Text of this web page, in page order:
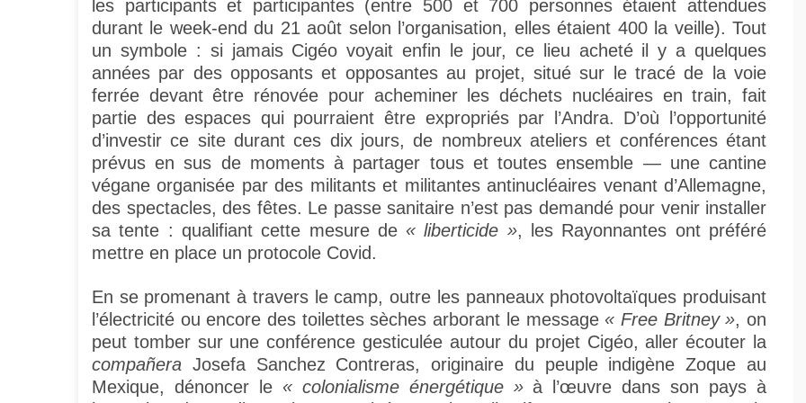
les participants et participantes (entre 500 et 700 personnes étaient attendues
durant le week-end du 21 août selon l’organisation, elles étaient 400 la veille). Tout
un symbole : si jamais Cigéo voyait enfin le jour, ce lieu acheté il y a quelques
années par des opposants et opposantes au projet, situé sur le tracé de la voie
ferrée devant être rénovée pour acheminer les déchets nucléaires en train, fait
partie des espaces qui pourraient être expropriés par l’Andra. D’où l’opportunité
d’investir ce site durant ces dix jours, de nombreux ateliers et conférences étant
prévus en sus de moments à partager tous et toutes ensemble — une cantine
végane organisée par des militants et militantes antinucléaires venant d’Allemagne,
des spectacles, des fêtes. Le passe sanitaire n’est pas demandé pour venir installer
sa tente : qualifiant cette mesure de « liberticide », les Rayonnantes ont préféré
mettre en place un protocole Covid.
En se promenant à travers le camp, outre les panneaux photovoltaïques produisant
l’électricité ou encore des toilettes sèches arborant le message « Free Britney », on
peut tomber sur une conférence gesticulée autour du projet Cigéo, aller écouter la
compañera Josefa Sanchez Contreras, originaire du peuple indigène Zoque au
Mexique, dénoncer le « colonialisme énergétique »à l’œuvre dans son pays à